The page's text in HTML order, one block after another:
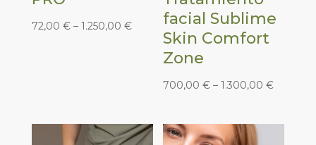
72,00 €– 1.250,00 €
facial Sublime
Skin Comfort
Zone
700,00€ –1.300,00€